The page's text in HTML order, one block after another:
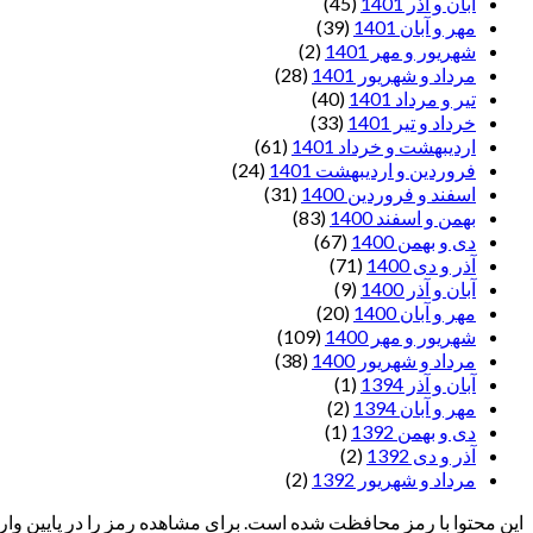
مهر و آبان 1401
(39)
شهریور و مهر 1401
(2)
مرداد و شهریور 1401
(28)
تیر و مرداد 1401
(40)
خرداد و تیر 1401
(33)
اردیبهشت و خرداد 1401
(61)
فروردین و اردیبهشت 1401
(24)
اسفند و فروردین 1400
(31)
بهمن و اسفند 1400
(83)
دی و بهمن 1400
(67)
آذر و دی 1400
(71)
آبان و آذر 1400
(9)
مهر و آبان 1400
(20)
شهریور و مهر 1400
(109)
مرداد و شهریور 1400
(38)
آبان و آذر 1394
(1)
مهر و آبان 1394
(2)
دی و بهمن 1392
(1)
آذر و دی 1392
(2)
مرداد و شهریور 1392
(2)
این محتوا با رمز محافظت شده است. برای مشاهده رمز را در پایین